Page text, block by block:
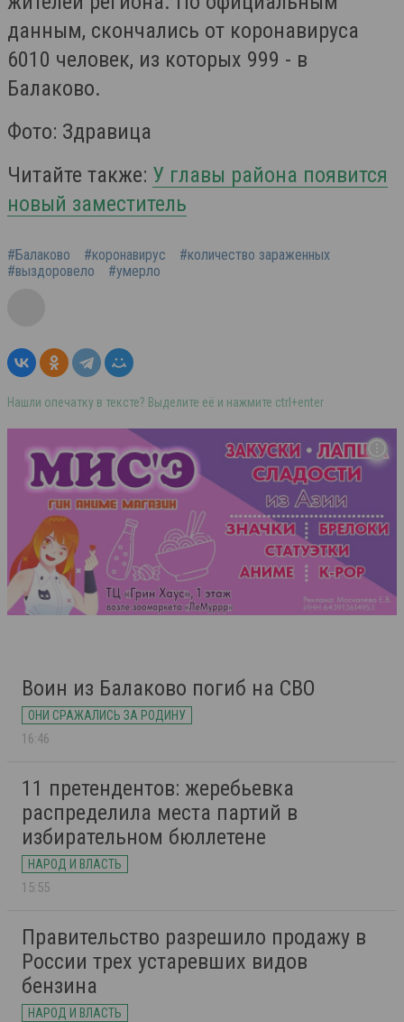
данным, скончались от коронавируса
6010 человек, из которых 999 - в
Балаково.
Фото: Здравица
Читайте также: У главы района появится
новый заместитель
#Балаково #коронавирус
#количество зараженных
#выздоровело
#умерло
Нашли опечатку в тексте? Выделите её и нажмите ctrl+enter
Воин из Балаково погиб на СВО
ОНИ СРАЖАЛИСЬ ЗА РОДИНУ
16:46
11 претендентов: жеребьевка
распределила места партий в
избирательном бюллетене
НАРОД И ВЛАСТЬ
15:55
Правительство разрешило продажу в
России трех устаревших видов
бензина
НАРОД И ВЛАСТЬ